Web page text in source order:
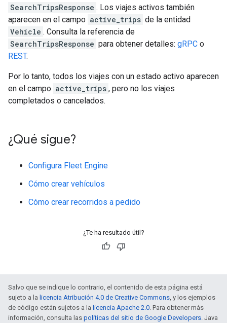
SearchTripsResponse . Los viajes activos también
aparecen en el campo active_trips de la entidad
Vehicle . Consulta la referencia de
SearchTripsResponse para obtener detalles: gRPC o
REST.
Por lo tanto, todos los viajes con un estado activo aparecen
en el campo active_trips , pero no los viajes
completados o cancelados.
¿Qué sigue?
Configura Fleet Engine
Cómo crear vehículos
Cómo crear recorridos a pedido
¿Te ha resultado útil?
Salvo que se indique lo contrario, el contenido de esta página está
sujeto a la licencia Atribución 4.0 de Creative Commons , y los ejemplos
de código están sujetos a la licencia Apache 2.0 . Para obtener más
información, consulta las políticas del sitio de Google Developers . Java